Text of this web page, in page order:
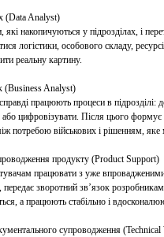
(Data Analyst)
накопичуються у підрозділах, і
логістики, особового складу,
реальну картину.
(Business Analyst)
працюють процеси в
цифровізувати. Після цього
потребою військових і рішенням,
продукту (Product Support)
працювати з уже
зворотний зв’язок
а працюють стабільно і
супроводження